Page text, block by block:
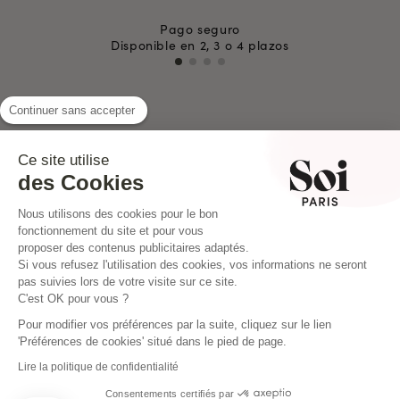
Pago seguro
Disponible en 2, 3 o 4 plazos
INSTAGRAM
Continuer sans accepter
Ce site utilise
des Cookies
Nous utilisons des cookies pour le bon
fonctionnement du site et pour vous
proposer des contenus publicitaires adaptés.
Si vous refusez l'utilisation des cookies, vos informations ne seront
pas suivies lors de votre visite sur ce site.
C'est OK pour vous ?
Pour modifier vos préférences par la suite, cliquez sur le lien
'Préférences de cookies' situé dans le pied de page.
Lire la politique de confidentialité
Consentements certifiés par